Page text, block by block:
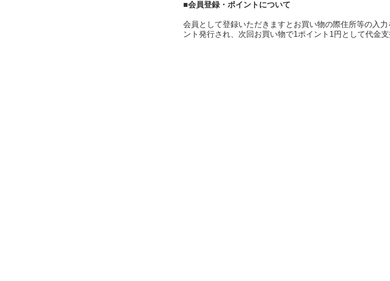
■会員登録・ポイントについて
会員として登録いただきますとお買い物の際住所等の入
ント発行され、次回お買い物で1ポイント1円として代金